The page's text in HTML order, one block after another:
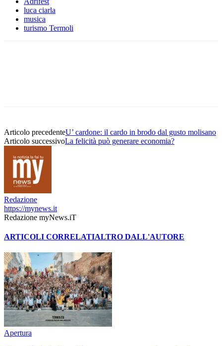
luca ciarla
musica
turismo Termoli
Articolo precedenteU’ cardone: il cardo in brodo dal gusto molisano
Articolo successivoLa felicità può generare economia?
Redazione
https://mynews.it
Redazione myNews.iT
ARTICOLI CORRELATIALTRO DALL'AUTORE
Apertura